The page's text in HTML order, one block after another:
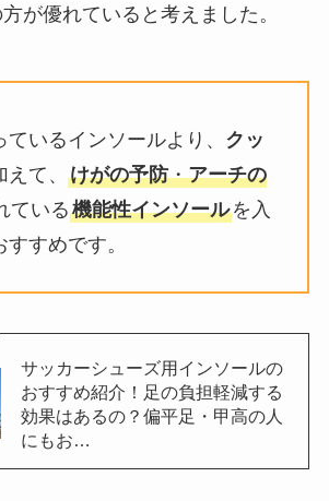
が優れていると考えました。
ているインソールより、 クッ
て、 けがの予防・アーチの
ている機能性インソールを入
すめです。
サッカーシューズ用インソールの
おすすめ紹介！足の負担軽減する
効果はあるの？偏平足・甲高の人
にもお…